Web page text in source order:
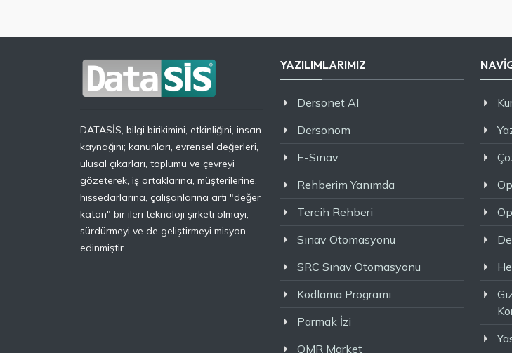
DATASİS, bilgi birikimini, etkinliğini, insan
kaynağını; kanunları, evrensel değerleri,
ulusal çıkarları, toplumu ve çevreyi
gözeterek, iş ortaklarına, müşterilerine,
hissedarlarına, çalışanlarına artı "değer
katan" bir ileri teknoloji şirketi olmayı,
sürdürmeyi ve de geliştirmeyi misyon
edinmiştir.
YAZILIMLARIMIZ
Dersonet AI
Dersonom
E-Sınav
Rehberim Yanımda
Tercih Rehberi
Sınav Otomasyonu
SRC Sınav Otomasyonu
Kodlama Programı
Parmak İzi
OMR Market